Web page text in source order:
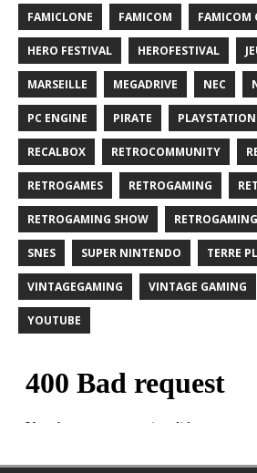
FAMICLONE FAMICOM FAMICOM
HERO FESTIVAL HEROFESTIVAL
MARSEILLE MEGADRIVE NEC
PC ENGINE PIRATE PLAYSTATION
RECALBOX RETROCOMMUNITY
RETROGAMES RETROGAMING
RETROGAMING SHOW
SNES SUPER NINTENDO TERRE
VINTAGEGAMING VINTAGE GAMING
YOUTUBE